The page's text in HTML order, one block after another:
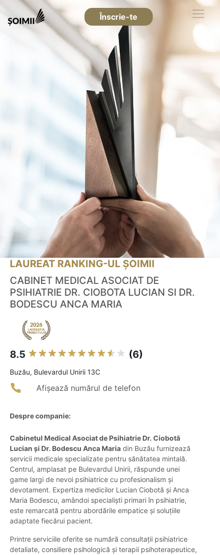
Înscrie-te
LAUREAT RANKING-UL ȘOIMII
CABINET MEDICAL ASOCIAT DE
PSIHIATRIE DR. CIOBOTA LUCIAN SI DR.
BODESCU ANCA MARIA
8.5 (6)
Buzău, Bulevardul Unirii 13C
Afișează numărul de telefon
Despre companie:
Cabinetul Medical Asociat de Psihiatrie Dr. Ciobotă
Lucian și Dr. Bodescu Anca Maria din Buzău furnizează
servicii medicale specializate pentru sănătatea mintală.
Centrul, amplasat pe Bulevardul Unirii, răspunde unei
game largi de nevoi psihiatrice cu profesionalism și
devotament. Expertiza medicilor Lucian Ciobotă și Anca
Maria Bodescu, amândoi specialiști primari în psihiatrie,
este remarcată pentru abordările empatice și soluțiile
adaptate fiecărui pacient.
Printre serviciile oferite se numără consultații psihia­trice
detaliate, consiliere psihologică și terapii psihoterapeutice,